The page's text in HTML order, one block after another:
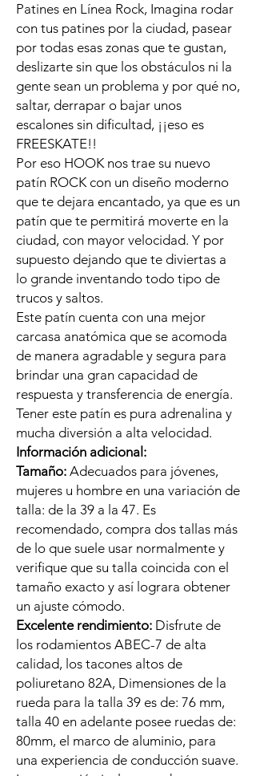
Patines en Línea Rock, Imagina rodar
con tus patines por la ciudad, pasear
por todas esas zonas que te gustan,
deslizarte sin que los obstáculos ni la
gente sean un problema y por qué no,
saltar, derrapar o bajar unos
escalones sin dificultad, ¡¡eso es
FREESKATE!!
Por eso HOOK nos trae su nuevo
patín ROCK con un diseño moderno
que te dejara encantado, ya que es un
patín que te permitirá moverte en la
ciudad, con mayor velocidad. Y por
supuesto dejando que te diviertas a
lo grande inventando todo tipo de
trucos y saltos.
Este patín cuenta con una mejor
carcasa anatómica que se acomoda
de manera agradable y segura para
brindar una gran capacidad de
respuesta y transferencia de energía.
Tener este patín es pura adrenalina y
mucha diversión a alta velocidad.
Información adicional:
Tamaño: Adecuados para jóvenes,
mujeres u hombre en una variación de
talla: de la 39 a la 47. Es
recomendado, compra dos tallas más
de lo que suele usar normalmente y
verifique que su talla coincida con el
tamaño exacto y así lograra obtener
un ajuste cómodo.
Excelente rendimiento: Disfrute de
los rodamientos ABEC-7 de alta
calidad, los tacones altos de
poliuretano 82A, Dimensiones de la
rueda para la talla 39 es de: 76 mm,
talla 40 en adelante posee ruedas de:
80mm, el marco de aluminio, para
una experiencia de conducción suave.